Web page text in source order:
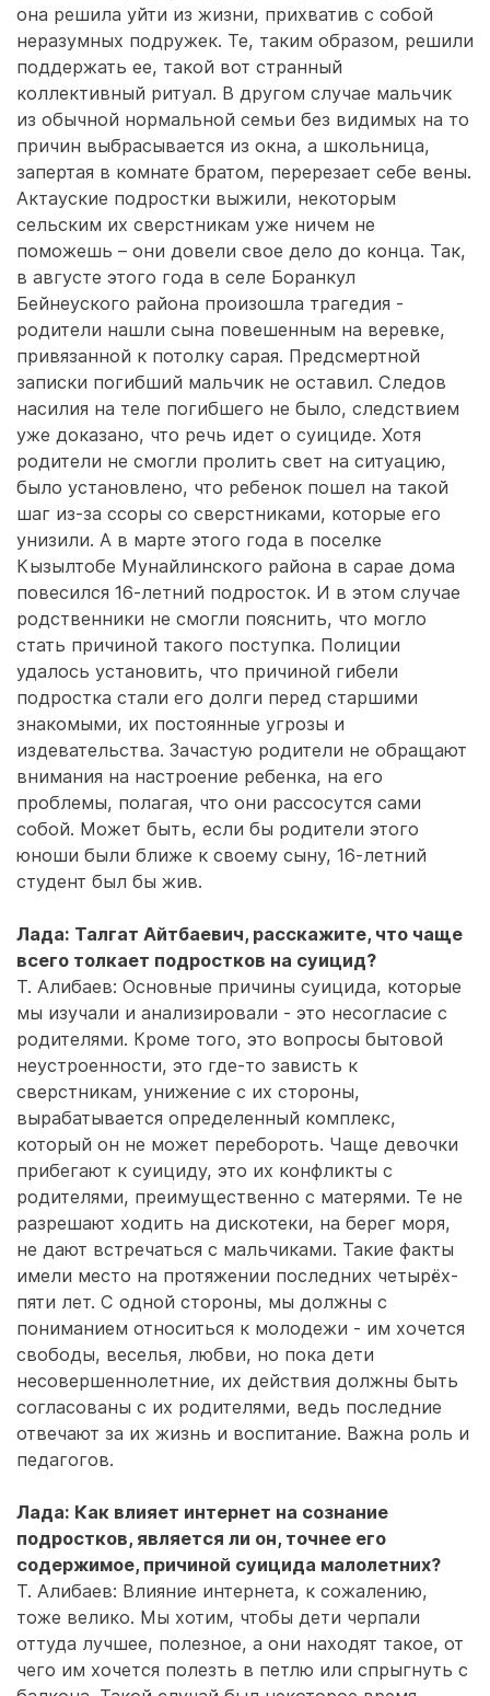
она решила уйти из жизни, прихватив с собой
неразумных подружек. Те, таким образом, решили
поддержать ее, такой вот странный
коллективный ритуал. В другом случае мальчик
из обычной нормальной семьи без видимых на то
причин выбрасывается из окна, а школьница,
запертая в комнате братом, перерезает себе вены.
Актауские подростки выжили, некоторым
сельским их сверстникам уже ничем не
поможешь – они довели свое дело до конца. Так,
в августе этого года в селе Боранкул
Бейнеуского района произошла трагедия -
родители нашли сына повешенным на веревке,
привязанной к потолку сарая. Предсмертной
записки погибший мальчик не оставил. Следов
насилия на теле погибшего не было, следствием
уже доказано, что речь идет о суициде. Хотя
родители не смогли пролить свет на ситуацию,
было установлено, что ребенок пошел на такой
шаг из-за ссоры со сверстниками, которые его
унизили. А в марте этого года в поселке
Кызылтобе Мунайлинского района в сарае дома
повесился 16-летний подросток. И в этом случае
родственники не смогли пояснить, что могло
стать причиной такого поступка. Полиции
удалось установить, что причиной гибели
подростка стали его долги перед старшими
знакомыми, их постоянные угрозы и
издевательства. Зачастую родители не обращают
внимания на настроение ребенка, на его
проблемы, полагая, что они рассосутся сами
собой. Может быть, если бы родители этого
юноши были ближе к своему сыну, 16-летний
студент был бы жив.
Лада: Талгат Айтбаевич, расскажите, что чаще
всего толкает подростков на суицид?
Т. Алибаев: Основные причины суицида, которые
мы изучали и анализировали - это несогласие с
родителями. Кроме того, это вопросы бытовой
неустроенности, это где-то зависть к
сверстникам, унижение с их стороны,
вырабатывается определенный комплекс,
который он не может перебороть. Чаще девочки
прибегают к суициду, это их конфликты с
родителями, преимущественно с матерями. Те не
разрешают ходить на дискотеки, на берег моря,
не дают встречаться с мальчиками. Такие факты
имели место на протяжении последних четырёх-
пяти лет. С одной стороны, мы должны с
пониманием относиться к молодежи - им хочется
свободы, веселья, любви, но пока дети
несовершеннолетние, их действия должны быть
согласованы с их родителями, ведь последние
отвечают за их жизнь и воспитание. Важна роль и
педагогов.
Лада: Как влияет интернет на сознание
подростков, является ли он, точнее его
содержимое, причиной суицида малолетних?
Т. Алибаев: Влияние интернета, к сожалению,
тоже велико. Мы хотим, чтобы дети черпали
оттуда лучшее, полезное, а они находят такое, от
чего им хочется полезть в петлю или спрыгнуть с